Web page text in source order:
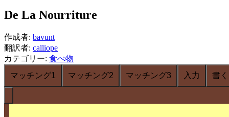
De La Nourriture
作成者: bavunt
翻訳者: calliope
カテゴリー: 食べ物
マッチング1
マッチング2 マッチング3 入力 書く